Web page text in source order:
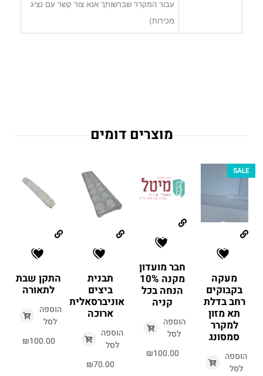
עבור המקרר שברשותך אנא צור קשר עם נציג
מכירות)
מוצרים דומים
SALE
מעקה
בקבוקים
רחב בדלת
תא מזון
למקרר
סמסונג
הוספה
לסל
חבר מועדון
מקנה 10%
הנחה בכל
קניה
הוספה
לסל
₪100.00
תבנית
ביצים
אוניברסאלית
ארוכה
הוספה
לסל
₪70.00
התקן שבת
לתאורה
הוספה
לסל
₪100.00